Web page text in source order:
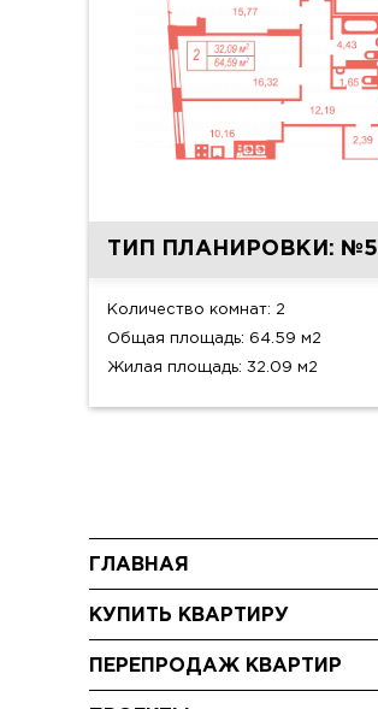
ТИП ПЛАНИРОВКИ: №5
Количество комнат: 2
Общая площадь: 64.59 м2
Жилая площадь: 32.09 м2
ГЛАВНАЯ
Акции
Видео
КУПИТЬ КВАРТИРУ
ПЕРЕПРОДАЖ КВАРТИР